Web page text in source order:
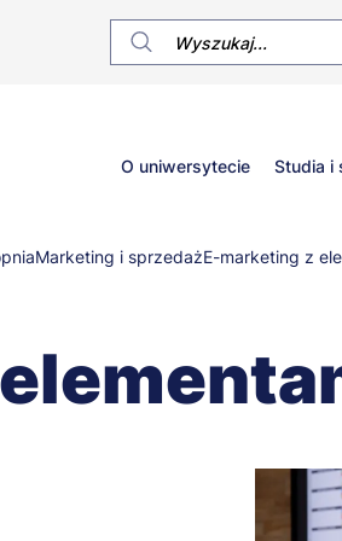
Główne
menu
O uniwersytecie Studia i
Marketing i sprzedażE-marketing z